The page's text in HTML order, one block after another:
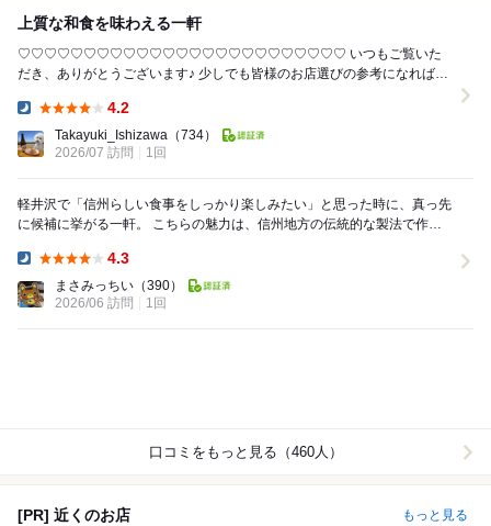
上質な和食を味わえる一軒
♡♡♡♡♡♡♡♡♡♡♡♡♡♡♡♡♡♡♡♡♡♡♡♡♡ いつもご覧いた
だき、ありがとうございます♪ 少しでも皆様のお店選びの参考になれば嬉
4.2
Takayuki_Ishizawa （734）
2026/07 訪問
1回
軽井沢で「信州らしい食事をしっかり楽しみたい」と思った時に、真っ先
に候補に挙がる一軒。 こちらの魅力は、信州地方の伝統的な製法で作ら
4.3
まさみっちい （390）
2026/06 訪問
1回
口コミをもっと見る（460人）
[PR] 近くのお店 もっと見る